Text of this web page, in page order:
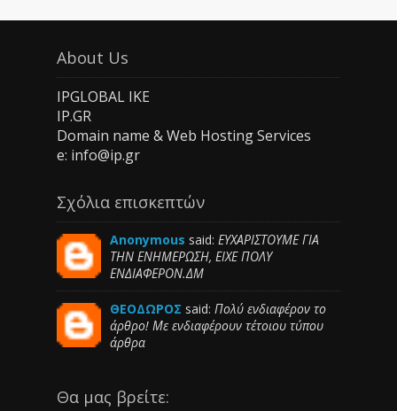
About Us
IPGLOBAL IKE
IP.GR
Domain name & Web Hosting Services
e: info@ip.gr
Σχόλια επισκεπτών
Anonymous said: ΕΥΧΑΡΙΣΤΟΥΜΕ ΓΙΑ
ΤΗΝ ΕΝΗΜΕΡΩΣΗ, ΕΙΧΕ ΠΟΛΥ
ΕΝΔΙΑΦΕΡΟΝ.ΔΜ
ΘΕΟΔΩΡΟΣ said: Πολύ ενδιαφέρον το
άρθρο! Με ενδιαφέρουν τέτοιου τύπου
άρθρα
Θα μας βρείτε: